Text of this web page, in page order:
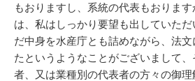
もおりますし、系統の代表もおりま
は、私はしっかり要望も出していた
だ中身を水産庁とも詰めながら、法
たというようなことがございまして
者、又は業種別の代表者の方々の御理